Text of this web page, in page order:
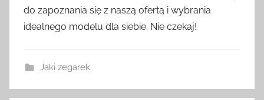
do zapoznania się z naszą ofertą i wybrania
idealnego modelu dla siebie. Nie czekaj!
Jaki zegarek